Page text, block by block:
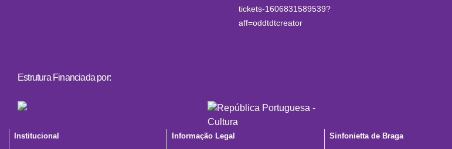
tickets-1606831589539?
aff=oddtdtcreator
Estrutura Financiada por:
Institucional Informação Legal Sinfonietta de Braga